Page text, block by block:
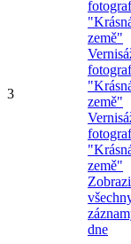
3
země"
země"
země"
dne